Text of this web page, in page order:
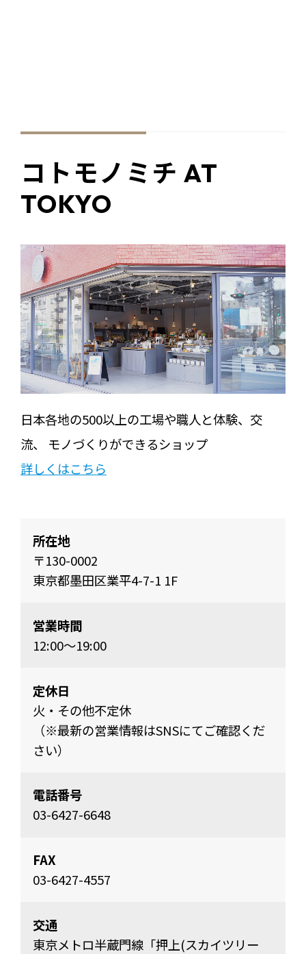
コトモノミチ AT
TOKYO
日本各地の500以上の工場や職人と体験、交
流、 モノづくりができるショップ
詳しくはこちら
所在地
〒130-0002
東京都墨田区業平4-7-1 1F
営業時間
12:00〜19:00
定休日
火・その他不定休
（※最新の営業情報はSNSにてご確認くだ
さい）
電話番号
03-6427-6648
FAX
03-6427-4557
交通
東京メトロ半蔵門線「押上(スカイツリー